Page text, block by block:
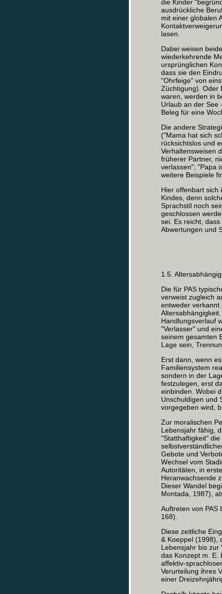
die Kinder
ausdrückliche
mit einer globalen
lasen.
Dabei weisen
wiederkehrende
ursprünglichen
dass sie den
"Ohrfeige" von
Züchtigung). Oder
waren, werden in
Urlaub an der See
Beleg für eine
Die andere
("Mama hat sich
rücksichtslos und
Verhaltensweisen
früherer Partner,
verlassen"; "Papa
weitere Beispiele
Hier offenbart sich
Kindes, denn
Sprachstil noch
geschlossen
sei. Es reicht,
Abwertungen und
1.5.
Die für PAS
verweist zugleich
entweder verkannt
Handlungsverlauf
"Verlasser" und
seinem gesamten
Lage sein,
Erst dann, wenn
Familiensystem
sondern in der
festzulegen, erst
einbinden. Wobei
Unschuldigen und
vorgegeben wird,
Zur moralischen
Lebensjahr fähig,
"Statthaftigkeit"
Gebote und
Wechsel vom
Autoritäten, in
Heranwachsende
Dieser Wandel
Montada, 1987),
Auftreten von PAS
168).
Diese zeitliche
& Koeppel (1998),
Lebensjahr bis zur
das Konzept m. E.
affektiv-
Verurteilung ihres
einer